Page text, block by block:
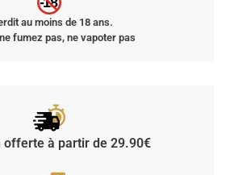
au moins de 18 ans.
fumez pas, ne vapoter pas
offerte à partir de 29.90€